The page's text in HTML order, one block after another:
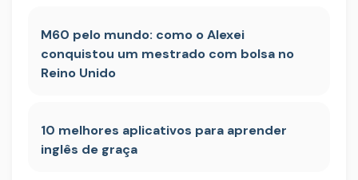
M60 pelo mundo: como o Alexei
conquistou um mestrado com bolsa no
Reino Unido
10 melhores aplicativos para aprender
inglês de graça